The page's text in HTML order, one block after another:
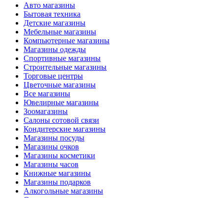
Авто магазины
Бытовая техника
Детские магазины
Мебельные магазины
Компьютерные магазины
Магазины одежды
Спортивные магазины
Строительные магазины
Торговые центры
Цветочные магазины
Все магазины
Ювелирные магазины
Зоомагазины
Салоны сотовой связи
Кондитерские магазины
Магазины посуды
Магазины очков
Магазины косметики
Магазины часов
Книжные магазины
Магазины подарков
Алкогольные магазины